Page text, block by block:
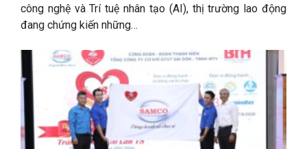
công nghệ và Trí tuệ nhân tạo (AI), thị trường lao động
đang chứng kiến những…